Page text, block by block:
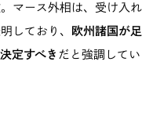
マース外相は、受け入れ
しており、
欧州諸国が足
定すべき だと強調してい